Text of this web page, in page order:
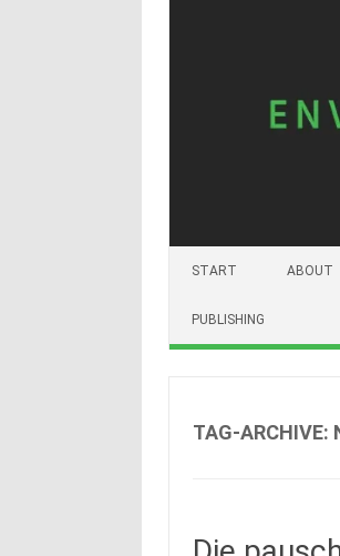
START ABOUT
PUBLISHING
TAG-ARCHIVE: